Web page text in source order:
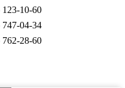
10-60
04-34
28-60